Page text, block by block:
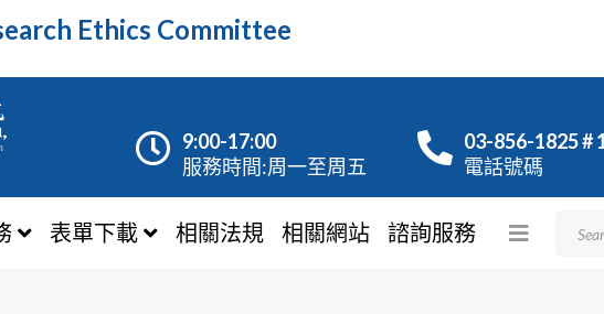
Ethics Committee
9:00-17:00
服務時間:周一至周五
03-856-1825 #
電話號碼
表單下載 相關法規 相關網站 諮詢服務